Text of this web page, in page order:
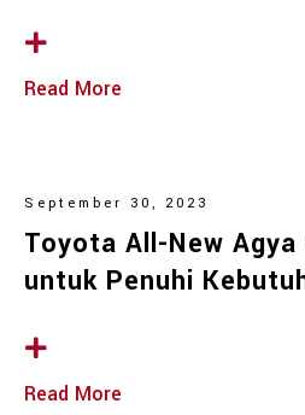
Read More
September 30, 2023
Toyota All-New
untuk Penuhi
Read More